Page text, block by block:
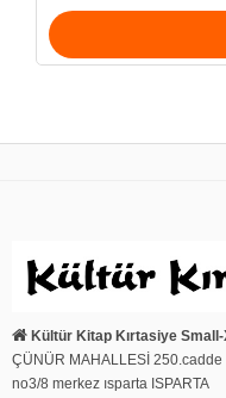
Kültür Kitap Kırtasiye Small-
ÇÜNÜR MAHALLESİ 250.cadde
no3/8 merkez ısparta ISPARTA